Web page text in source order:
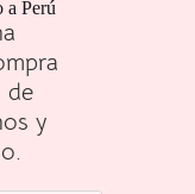
a Perú
de
y